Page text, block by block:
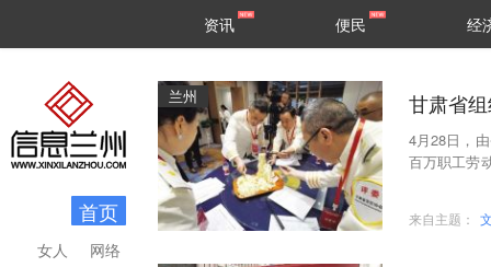
区县
资讯 便民 经
首页
网络
女人
兰州 甘肃省
4月28日，
百万职工劳
来自主题：